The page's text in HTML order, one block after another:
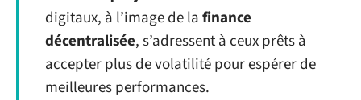
digitaux, à l’image de lafinance
décentralisée, s’adressent à ceux prêts à
accepter plus de volatilité pour espérer de
meilleures performances.